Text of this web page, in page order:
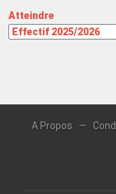
Atteindre
A Propos —